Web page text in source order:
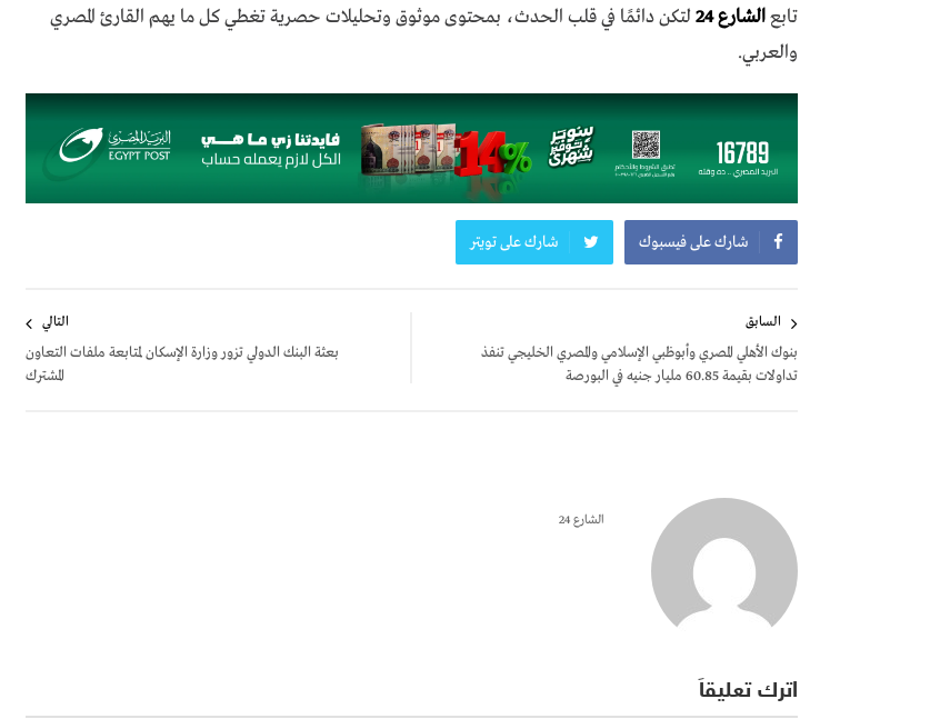
تابعالشارع 24
لتكن دائمًا في قلب الحدث، بمحتوى موثوق وتحليلات حصرية تغطي كل ما يهم القارئ المصري
والعربي.
شارك على فيسبوك شارك على تويتر
المقالات
السابق
بنوك الأهلي المصري وأبوظبي الإسلامي والمصري الخليجي تنفذ
تداولات بقيمة 60.85 مليار جنيه في البورصة
التالي
بعثة البنك الدولي تزور وزارة الإسكان لمتابعة ملفات التعاون
المشترك
الشارع 24
اترك تعليقاً